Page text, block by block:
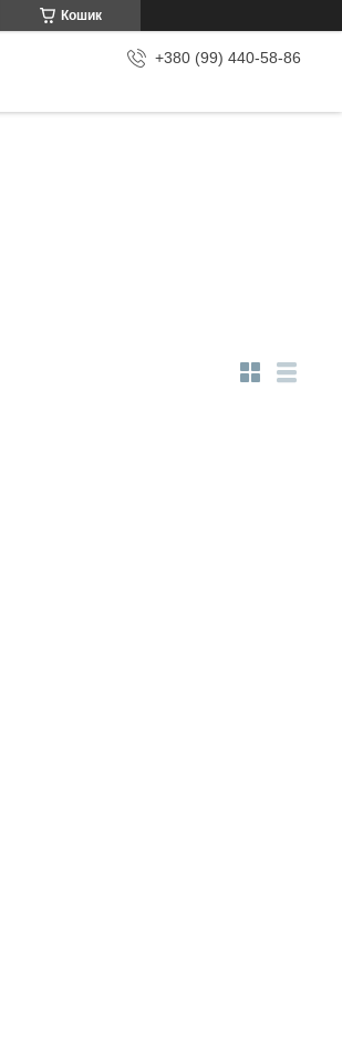
Кошик
+380 (99) 440-58-86